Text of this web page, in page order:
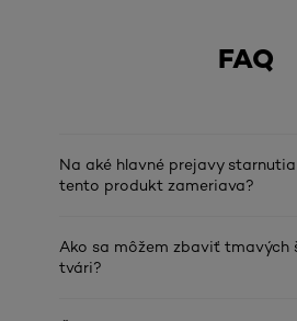
FAQ
Na aké hlavné prejavy
tento produkt zameriava?
Ako sa môžem zbaviť tmavých
tvári?